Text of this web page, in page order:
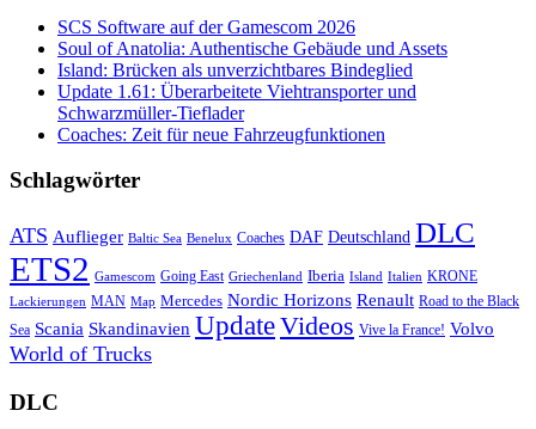
SCS Software auf der Gamescom 2026
Soul of Anatolia: Authentische Gebäude und Assets
Island: Brücken als unverzichtbares Bindeglied
Update 1.61: Überarbeitete Viehtransporter und
Schwarzmüller-Tieflader
Coaches: Zeit für neue Fahrzeugfunktionen
Schlagwörter
ATS Auflieger Baltic Sea Benelux Coaches DAF Deutschland DLC
ETS2 Gamescom Going East Griechenland Iberia Island Italien KRONE
Lackierungen MAN Map Mercedes Nordic Horizons Renault Road to the Black
Sea Scania Skandinavien UpdateVideos Vive la France! Volvo
World of Trucks
DLC